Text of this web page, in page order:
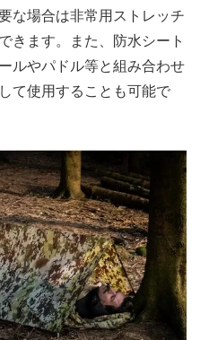
な場合は非常用ストレッチ
きます。また、防水シート
ルやパドル等と組み合わせ
て使用することも可能で